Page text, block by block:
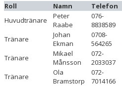
Roll Namn Telefon
Huvudtränare
Peter
Raabe
076-
8838589
Tränare
Johan
Ekman
0708-
564265
Tränare
Mikael
Månsson
072-
2033037
Tränare
Ola
Bramstorp
072-
7014166